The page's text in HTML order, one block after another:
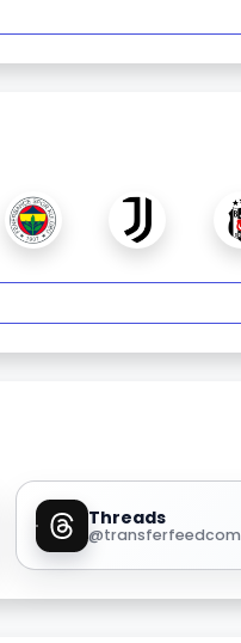
Threads
@transferfeedcom